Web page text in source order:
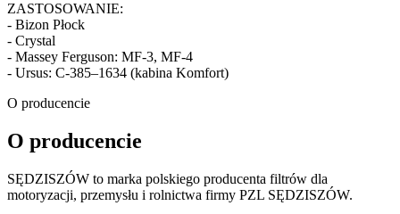
ZASTOSOWANIE:
- Bizon Płock
- Crystal
- Massey Ferguson: MF-3, MF-4
- Ursus: C-385–1634 (kabina Komfort)
O producencie
O producencie
SĘDZISZÓW to marka polskiego producenta filtrów dla
motoryzacji, przemysłu i rolnictwa firmy PZL SĘDZISZÓW.